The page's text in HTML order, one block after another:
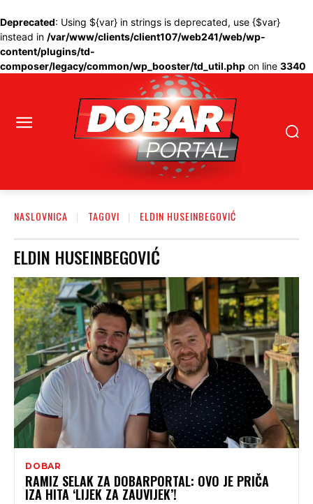
Deprecated: Using ${var} in strings is deprecated, use {$var}
instead in /var/www/clients/client107/web241/web/wp-
content/plugins/td-
composer/legacy/common/wp_booster/td_util.php on line 3340
NASLOVNICA TAGOVI ELDIN HUSEINBEGOVIĆ
ELDIN HUSEINBEGOVIĆ
DOBAR
RAMIZ SELAK ZA DOBARPORTAL: OVO JE PRIČA
IZA HITA ‘LIJEK ZA ZAUVIJEK’!